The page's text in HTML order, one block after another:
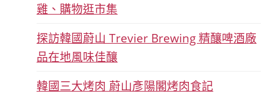
雞、購物逛市集
探訪韓國蔚山 Trevier Brewing 精釀啤酒廠
品在地風味佳釀
韓國三大烤肉 蔚山彥陽閣烤肉食記